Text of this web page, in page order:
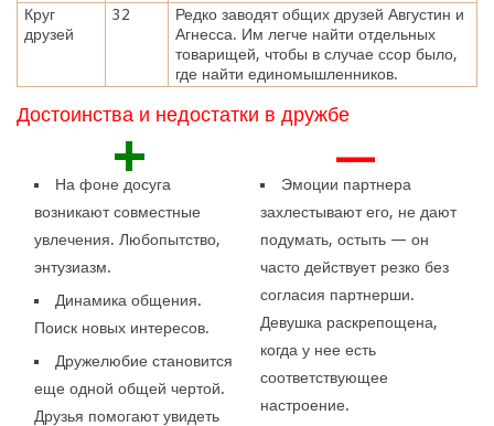
Круг
друзей
32
Редко заводят общих друзей Августин и
Агнесса. Им легче найти отдельных
товарищей, чтобы в случае ссор было,
где найти единомышленников.
Достоинства и недостатки в дружбе
+
На фоне досуга
возникают совместные
увлечения. Любопытство,
энтузиазм.
Динамика общения.
Поиск новых интересов.
Дружелюбие становится
еще одной общей чертой.
Друзья помогают увидеть
—
Эмоции партнера
захлестывают его, не дают
подумать, остыть — он
часто действует резко без
согласия партнерши.
Девушка раскрепощена,
когда у нее есть
соответствующее
настроение.